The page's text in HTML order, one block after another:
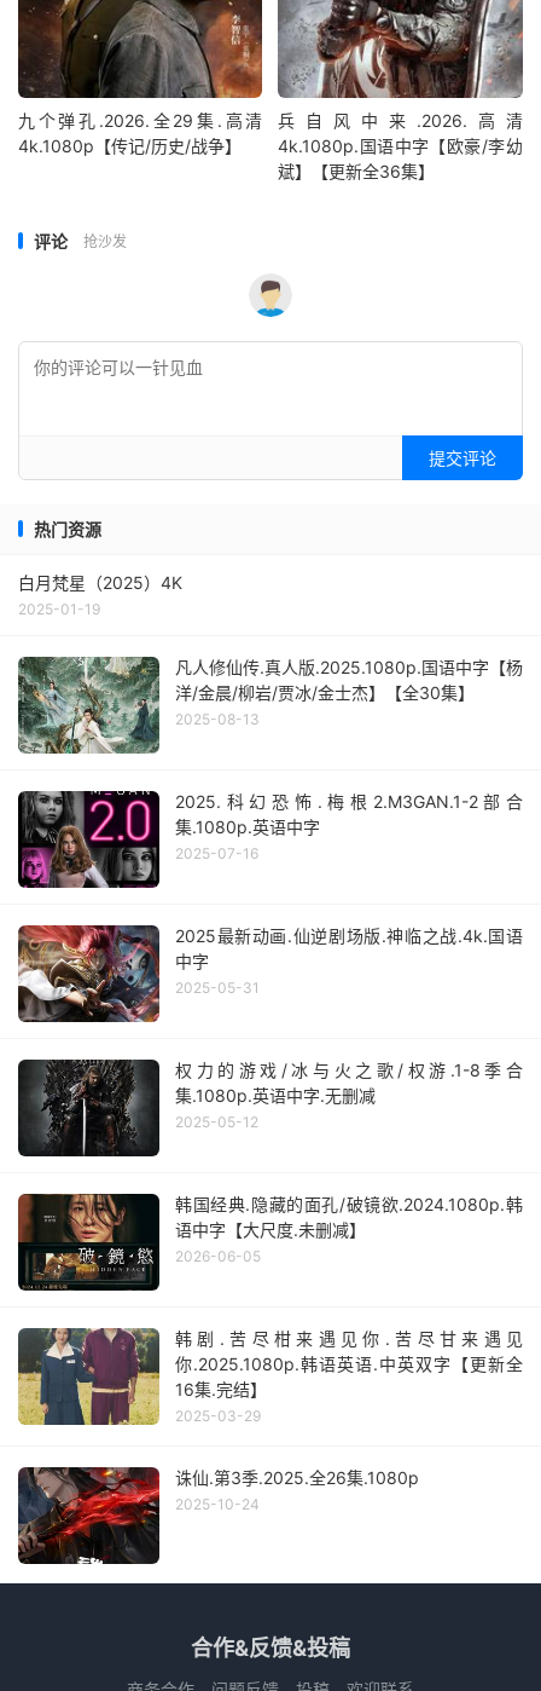
九个弹孔.2026.全29集.高清
4k.1080p【传记/历史/战争】
兵自风中来‎.2026.高清
4k.1080p.国语中字【欧豪/李幼
斌】【更新全36集】
评论 抢沙发
提交评论
热门资源
白月梵星（2025）4K
2025-01-19
凡人修仙传.真人版.2025.1080p.国语中字【杨
洋/金晨/柳岩/贾冰/金士杰】【全30集】
2025-08-13
2025.科幻恐怖.梅根2.M3GAN.1-2部合
集.1080p.英语中字
2025-07-16
2025最新动画.仙逆剧场版.神临之战.4k.国语
中字
2025-05-31
权力的游戏/冰与火之歌/权游.1-8季合
集.1080p.英语中字.无删减
2025-05-12
韩国经典.隐藏的面孔/破镜欲.2024.1080p.韩
语中字【大尺度.未删减】
2026-06-05
韩剧.苦尽柑来遇见你.苦尽甘来遇见
你.2025.1080p.韩语英语.中英双字【更新全
16集.完结】
2025-03-29
诛仙.第3季.2025.全26集.1080p
2025-10-24
合作&反馈&投稿